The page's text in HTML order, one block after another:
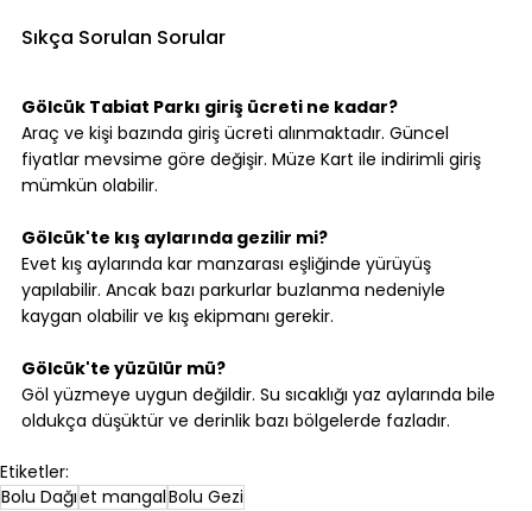
Sıkça Sorulan Sorular
Gölcük Tabiat Parkı giriş ücreti ne kadar?
Araç ve kişi bazında giriş ücreti alınmaktadır. Güncel
fiyatlar mevsime göre değişir. Müze Kart ile indirimli giriş
mümkün olabilir.
Gölcük'te kış aylarında gezilir mi?
Evet kış aylarında kar manzarası eşliğinde yürüyüş
yapılabilir. Ancak bazı parkurlar buzlanma nedeniyle
kaygan olabilir ve kış ekipmanı gerekir.
Gölcük'te yüzülür mü?
Göl yüzmeye uygun değildir. Su sıcaklığı yaz aylarında bile
oldukça düşüktür ve derinlik bazı bölgelerde fazladır.
Etiketler:
Bolu Dağıet mangalBolu Gezi